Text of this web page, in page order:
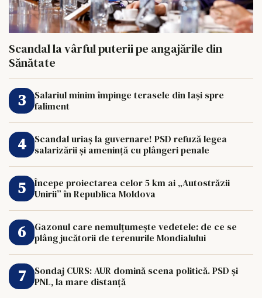
Scandal la vârful puterii pe angajările din
Sănătate
Salariul minim împinge terasele din Iași spre
faliment
Scandal uriaș la guvernare! PSD refuză legea
salarizării și amenință cu plângeri penale
Începe proiectarea celor 5 km ai „Autostrăzii
Unirii” în Republica Moldova
Gazonul care nemulțumește vedetele: de ce se
plâng jucătorii de terenurile Mondialului
Sondaj CURS: AUR domină scena politică. PSD și
PNL, la mare distanță